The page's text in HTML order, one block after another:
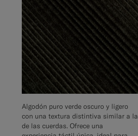
Algodón puro verde oscuro y ligero
con una textura distintiva similar a la
de las cuerdas. Ofrece una